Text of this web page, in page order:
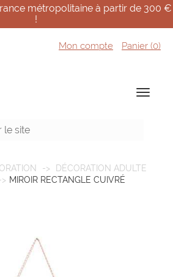
métropolitaine à partir de 300 €
!
Mon compte Panier (0)
DÉCORATION ADULTE
MIROIR RECTANGLE CUIVRÉ